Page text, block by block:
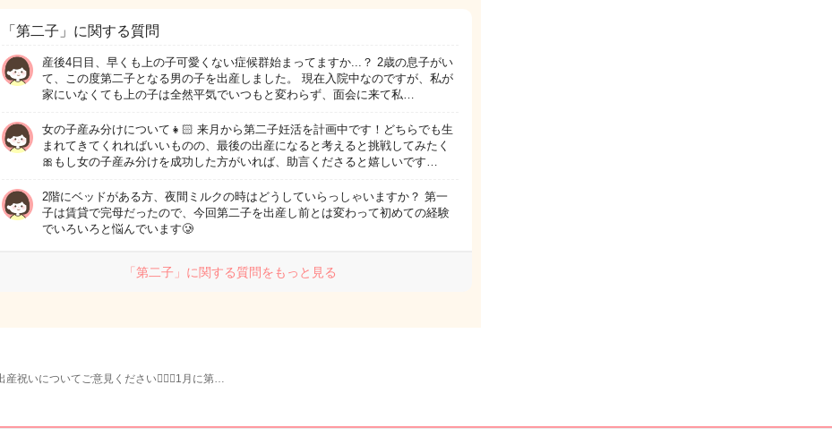
「第二子」に関する質問
産後4日目、早くも上の子可愛くない症候群始まってますか...？ 2歳の息子がい
て、この度第二子となる男の子を出産しました。 現在入院中なのですが、私が
家にいなくても上の子は全然平気でいつもと変わらず、面会に来て私…
女の子産み分けについて👧🏻 来月から第二子妊活を計画中です！どちらでも生
まれてきてくれればいいものの、最後の出産になると考えると挑戦してみたく
🎀もし女の子産み分けを成功した方がいれば、助言くださると嬉しいです…
2階にベッドがある方、夜間ミルクの時はどうしていらっしゃいますか？ 第一
子は賃貸で完母だったので、今回第二子を出産し前とは変わって初めての経験
でいろいろと悩んでいます🥲
「第二子」に関する質問をもっと見る
産祝いについてご意見ください🙇🏻‍♀️1月に第…